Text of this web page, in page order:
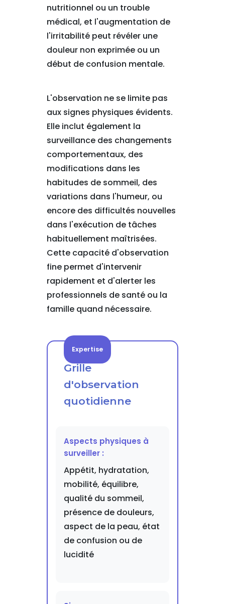
nutritionnel ou un trouble
médical, et l'augmentation de
l'irritabilité peut révéler une
douleur non exprimée ou un
début de confusion mentale.
L'observation ne se limite pas
aux signes physiques évidents.
Elle inclut également la
surveillance des changements
comportementaux, des
modifications dans les
habitudes de sommeil, des
variations dans l'humeur, ou
encore des difficultés nouvelles
dans l'exécution de tâches
habituellement maîtrisées.
Cette capacité d'observation
fine permet d'intervenir
rapidement et d'alerter les
professionnels de santé ou la
famille quand nécessaire.
Expertise
Grille
d'observation
quotidienne
Aspects physiques à
surveiller :
Appétit, hydratation,
mobilité, équilibre,
qualité du sommeil,
présence de douleurs,
aspect de la peau, état
de confusion ou de
lucidité